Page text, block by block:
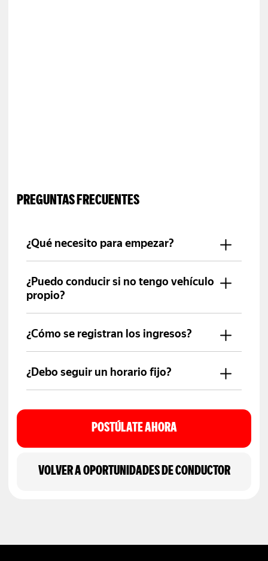
PREGUNTAS FRECUENTES
¿Qué necesito para empezar?
documentos básicos y completar el
registro en Yango Pro.
¿Puedo conducir si no tengo vehículo
propio?
ofrecen opciones de auto. La
disponibilidad depende del programa
¿Cómo se registran los ingresos?
tu actividad directamente.
¿Debo seguir un horario fijo?
deciden cuándo conectarse.
POSTÚLATE AHORA
VOLVER A OPORTUNIDADES DE CONDUCTOR